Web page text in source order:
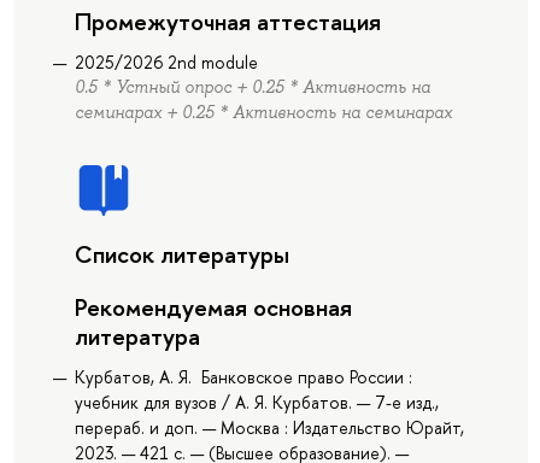
Промежуточная аттестация
2025/2026 2nd module
0.5 * Устный опрос + 0.25 * Активность на
семинарах + 0.25 * Активность на семинарах
Список литературы
Рекомендуемая основная
литература
Курбатов, А. Я. Банковское право России :
учебник для вузов / А. Я. Курбатов. — 7-е изд.,
перераб. и доп. — Москва : Издательство Юрайт,
2023. — 421 с. — (Высшее образование). —